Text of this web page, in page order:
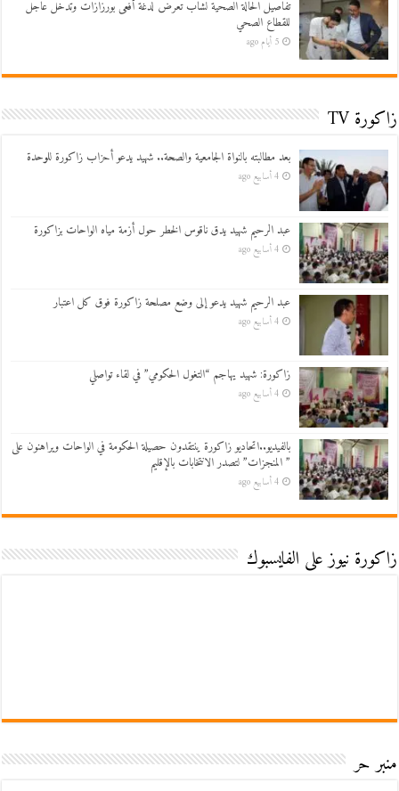
تفاصيل الحالة الصحية لشاب تعرض لدغة أفعى بورزازات وتدخل عاجل
للقطاع الصحي
5 أيام ago
زاكورة TV
بعد مطالبته بالنواة الجامعية والصحة.. شهيد يدعو أحزاب زاكورة للوحدة
4 أسابيع ago
عبد الرحيم شهيد يدق ناقوس الخطر حول أزمة مياه الواحات بزاكورة
4 أسابيع ago
عبد الرحيم شهيد يدعو إلى وضع مصلحة زاكورة فوق كل اعتبار
4 أسابيع ago
زاكورة: شهيد يهاجم “التغول الحكومي” في لقاء تواصلي
4 أسابيع ago
بالفيديو..اتحاديو زاكورة ينتقدون حصيلة الحكومة في الواحات ويراهنون على
” المنجزات” لتصدر الانتخابات بالإقليم
4 أسابيع ago
زاكورة نيوز على الفايسبوك
منبر حر